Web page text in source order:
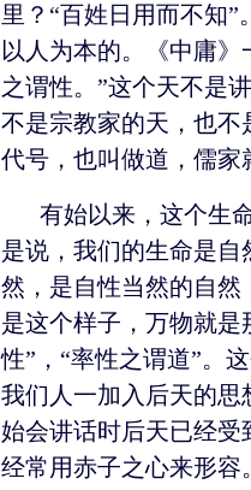
里？“百姓日用而不知
以人为本的。《中庸
之谓性。”这个天不是
不是宗教家的天，也
代号，也叫做道，儒家
有始以来，这个生
是说，我们的生命是
然，是自性当然的自
是这个样子，万物就
性”，“率性之谓道”。
我们人一加入后天的
始会讲话时后天已经
经常用赤子之心来形容